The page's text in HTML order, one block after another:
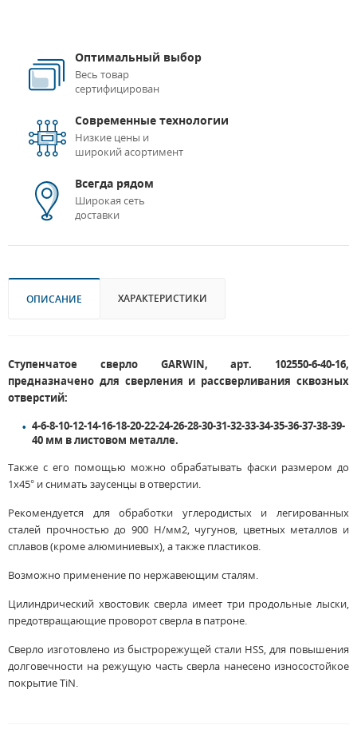
Оптимальный выбор
Весь товар
сертифицирован
Современные технологии
Низкие цены и
широкий асортимент
Всегда рядом
Широкая сеть
доставки
ОПИСАНИЕ ХАРАКТЕРИСТИКИ
Ступенчатое сверло GARWIN, арт. 102550-6-40-16,
предназначено для сверления и рассверливания сквозных
отверстий:
4-6-8-10-12-14-16-18-20-22-24-26-28-30-31-32-33-34-35-36-37-38-39-
40 мм в листовом металле.
Также с его помощью можно обрабатывать фаски размером до
1х45° и снимать заусенцы в отверстии.
Рекомендуется для обработки углеродистых и легированных
сталей прочностью до 900 Н/мм2, чугунов, цветных металлов и
сплавов (кроме алюминиевых), а также пластиков.
Возможно применение по нержавеющим сталям.
Цилиндрический хвостовик сверла имеет три продольные лыски,
предотвращающие проворот сверла в патроне.
Сверло изготовлено из быстрорежущей стали HSS, для повышения
долговечности на режущую часть сверла нанесено износостойкое
покрытие TiN.